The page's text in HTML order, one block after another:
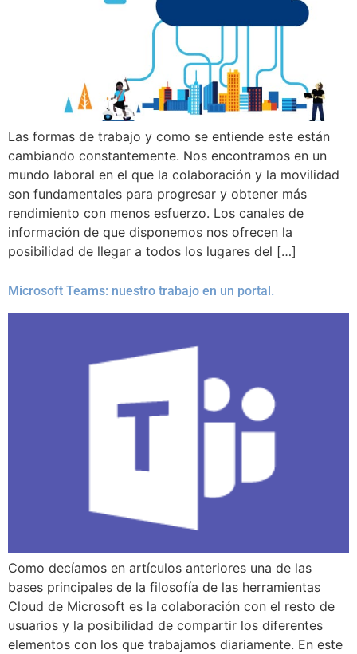
Las formas de trabajo y como se entiende este están
cambiando constantemente. Nos encontramos en un
mundo laboral en el que la colaboración y la movilidad
son fundamentales para progresar y obtener más
rendimiento con menos esfuerzo. Los canales de
información de que disponemos nos ofrecen la
posibilidad de llegar a todos los lugares del […]
Microsoft Teams: nuestro trabajo en un portal.
Como decíamos en artículos anteriores una de las
bases principales de la filosofía de las herramientas
Cloud de Microsoft es la colaboración con el resto de
usuarios y la posibilidad de compartir los diferentes
elementos con los que trabajamos diariamente. En este